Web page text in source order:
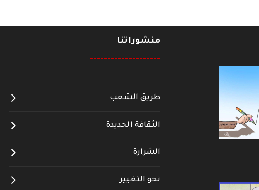
منشوراتنا
--------------------
طريق الشعب
الثقافة الجديدة
الشرارة
نحو التغيير